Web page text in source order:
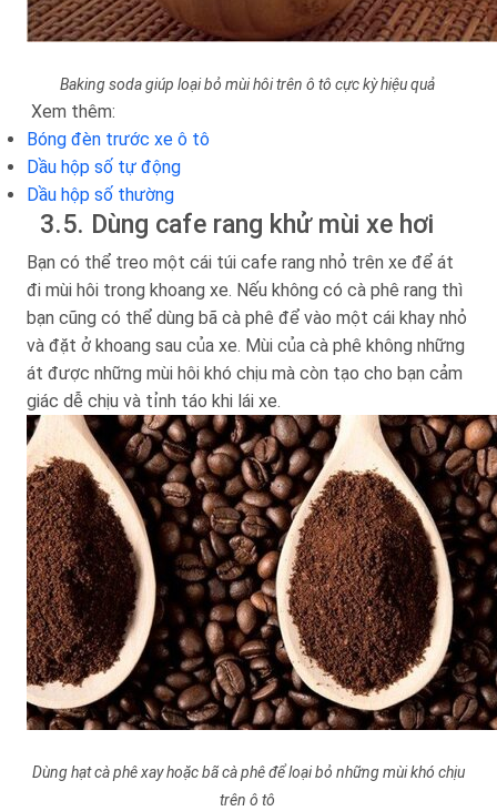
Baking soda giúp loại bỏ mùi hôi trên ô tô cực kỳ hiệu quả
Xem thêm:
Bóng đèn trước xe ô tô
Dầu hộp số tự động
Dầu hộp số thường
3.5. Dùng cafe rang khử mùi xe hơi
Bạn có thể treo một cái túi cafe rang nhỏ trên xe để át
đi mùi hôi trong khoang xe. Nếu không có cà phê rang thì
bạn cũng có thể dùng bã cà phê để vào một cái khay nhỏ
và đặt ở khoang sau của xe. Mùi của cà phê không những
át được những mùi hôi khó chịu mà còn tạo cho bạn cảm
giác dễ chịu và tỉnh táo khi lái xe.
Dùng hạt cà phê xay hoặc bã cà phê để loại bỏ những mùi khó chịu
trên ô tô